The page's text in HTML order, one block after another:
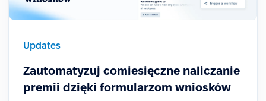
Updates
Zautomatyzuj comiesięczne naliczanie
premii dzięki formularzom wniosków